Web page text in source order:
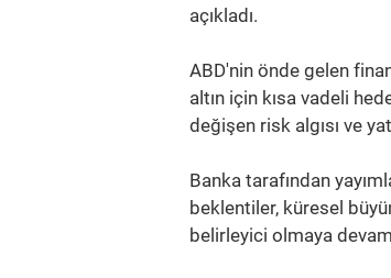
açıkladı.
ABD'nin önde gelen
altın için kısa vadeli
değişen risk algısı ve
Banka tarafından
beklentiler, küresel
belirleyici olmaya